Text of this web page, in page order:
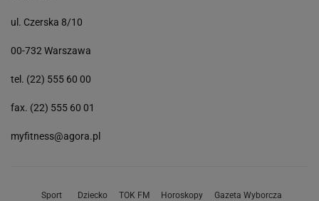
ul. Czerska 8/10
00-732 Warszawa
tel. (22) 555 60 00
fax. (22) 555 60 01
myfitness@agora.pl
Sport Dziecko TOK FM Horoskopy Gazeta Wyborcza